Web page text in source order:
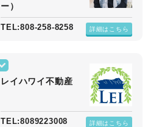
ー）
TEL:808-258-8258 詳細はこちら
レイハワイ不動産
TEL:8089223008 詳細はこちら